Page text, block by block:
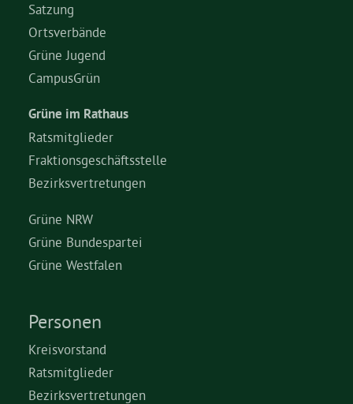
Satzung
Ortsverbände
Grüne Jugend
CampusGrün
Grüne im Rathaus
Ratsmitglieder
Fraktionsgeschäftsstelle
Bezirksvertretungen
Grüne NRW
Grüne Bundespartei
Grüne Westfalen
Personen
Kreisvorstand
Ratsmitglieder
Bezirksvertretungen